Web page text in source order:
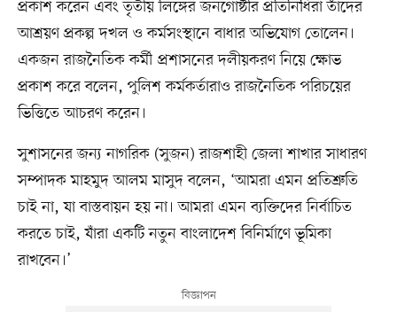
প্রকাশ করেন এবং তৃতীয় লিঙ্গের জনগোষ্ঠীর প্রতিনিধিরা তাঁদের
আশ্রয়ণ প্রকল্প দখল ও কর্মসংস্থানে বাধার অভিযোগ তোলেন।
একজন রাজনৈতিক কর্মী প্রশাসনের দলীয়করণ নিয়ে ক্ষোভ
প্রকাশ করে বলেন, পুলিশ কর্মকর্তারাও রাজনৈতিক পরিচয়ের
ভিত্তিতে আচরণ করেন।
সুশাসনের জন্য নাগরিক (সুজন) রাজশাহী জেলা শাখার সাধারণ
সম্পাদক মাহমুদ আলম মাসুদ বলেন, ‘আমরা এমন প্রতিশ্রুতি
চাই না, যা বাস্তবায়ন হয় না। আমরা এমন ব্যক্তিদের নির্বাচিত
করতে চাই, যাঁরা একটি নতুন বাংলাদেশ বিনির্মাণে ভূমিকা
রাখবেন।’